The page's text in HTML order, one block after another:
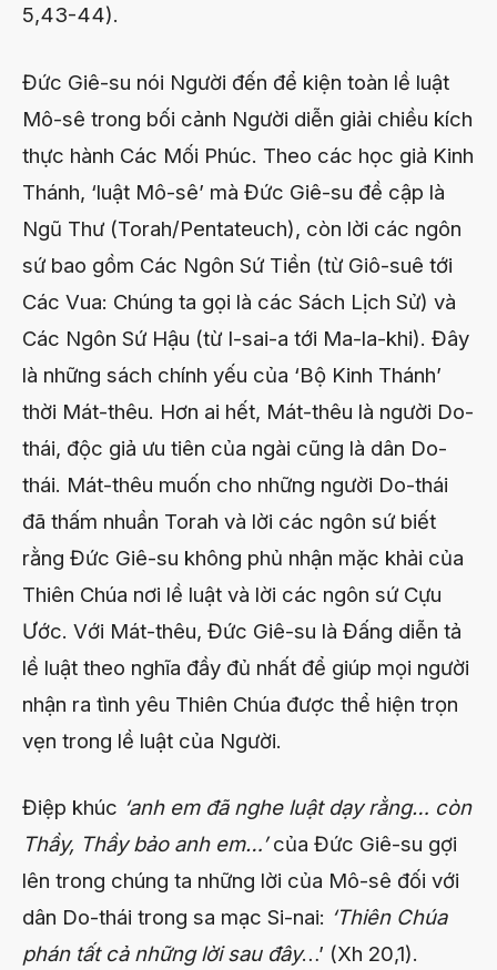
5,43-44).
Đức Giê-su nói Người đến để kiện toàn lề luật
Mô-sê trong bối cảnh Người diễn giải chiều kích
thực hành Các Mối Phúc. Theo các học giả Kinh
Thánh, ‘luật Mô-sê’ mà Đức Giê-su đề cập là
Ngũ Thư (Torah/Pentateuch), còn lời các ngôn
sứ bao gồm Các Ngôn Sứ Tiền (từ Giô-suê tới
Các Vua: Chúng ta gọi là các Sách Lịch Sử) và
Các Ngôn Sứ Hậu (từ I-sai-a tới Ma-la-khi). Đây
là những sách chính yếu của ‘Bộ Kinh Thánh’
thời Mát-thêu. Hơn ai hết, Mát-thêu là người Do-
thái, độc giả ưu tiên của ngài cũng là dân Do-
thái. Mát-thêu muốn cho những người Do-thái
đã thấm nhuần Torah và lời các ngôn sứ biết
rằng Đức Giê-su không phủ nhận mặc khải của
Thiên Chúa nơi lề luật và lời các ngôn sứ Cựu
Ước. Với Mát-thêu, Đức Giê-su là Đấng diễn tả
lề luật theo nghĩa đầy đủ nhất để giúp mọi người
nhận ra tình yêu Thiên Chúa được thể hiện trọn
vẹn trong lề luật của Người.
Điệp khúc ‘anh em đã nghe luật dạy rằng… còn
Thầy, Thầy bảo anh em…’của Đức Giê-su gợi
lên trong chúng ta những lời của Mô-sê đối với
dân Do-thái trong sa mạc Si-nai: ‘Thiên Chúa
phán tất cả những lời sau đây…’ (Xh 20,1).